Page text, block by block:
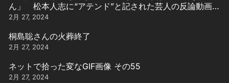
ん」 松本人志に“アテンド”と記された芸人の反論動画引
用
2月 27, 2024
桐島聡さんの火葬終了
2月 27, 2024
ネットで拾った変なGIF画像 その55
2月 27, 2024